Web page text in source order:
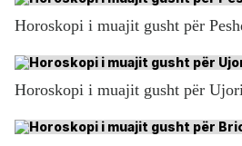
Horoskopi i muajit gusht për
Horoskopi i muajit gusht për